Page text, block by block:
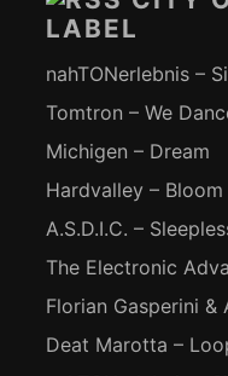
LABEL
nahTONerlebnis –
Tomtron – We
Michigen – Dream
Hardvalley – Bloom
A.S.D.I.C. –
The Electronic
Florian Gasperini
Deat Marotta –